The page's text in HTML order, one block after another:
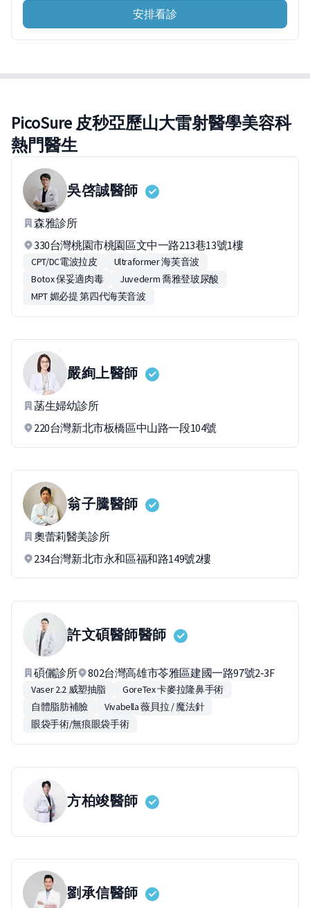
安排看診
PicoSure 皮秒亞歷山大雷射醫學美容科
熱門醫生
吳啓誠醫師
森雅診所
330台灣桃園市桃園區文中一路213巷13號1樓
CPT/DC電波拉皮
Ultraformer 海芙音波
Botox 保妥適肉毒
Juvederm 喬雅登玻尿酸
MPT 媚必提 第四代海芙音波
嚴絢上醫師
菡生婦幼診所
220台灣新北市板橋區中山路一段104號
翁子騰醫師
奧蕾莉醫美診所
234台灣新北市永和區福和路149號2樓
許文碩醫師醫師
碩儷診所 802台灣高雄市苓雅區建國一路97號2-3F
Vaser 2.2 威塑抽脂
GoreTex 卡麥拉隆鼻手術
自體脂肪補臉
Vivabella 薇貝拉 / 魔法針
眼袋手術/無痕眼袋手術
方柏竣醫師
劉承信醫師